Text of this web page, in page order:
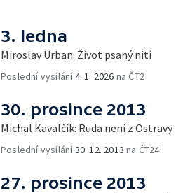
3. ledna
Miroslav Urban: Život psaný nití
Poslední vysílání4. 1. 2026 na ČT2
30. prosince 2013
Michal Kavalčík: Ruda není z Ostravy
Poslední vysílání30. 12. 2013 na ČT24
27. prosince 2013